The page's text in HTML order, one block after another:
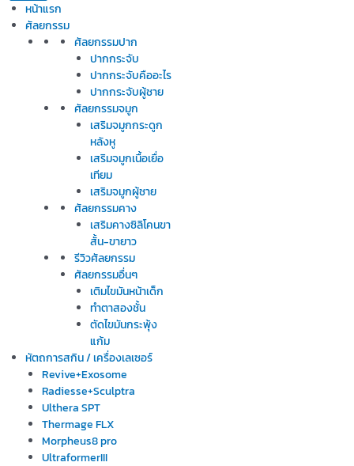
หน้าแรก
ศัลยกรรม
ศัลยกรรมปาก
ปากกระจับ
ปากกระจับคืออะไร
ปากกระจับผู้ชาย
ศัลยกรรมจมูก
เสริมจมูกกระดูก
หลังหู
เสริมจมูกเนื้อเยื่อ
เทียม
เสริมจมูกผู้ชาย
ศัลยกรรมคาง
เสริมคางซิลิโคนขา
สั้น-ขายาว
รีวิวศัลยกรรม
ศัลยกรรมอื่นๆ
เติมไขมันหน้าเด็ก
ทำตาสองชั้น
ตัดไขมันกระพุ้ง
แก้ม
หัตถการสกิน / เครื่องเลเซอร์
Revive+Exosome
Radiesse+Sculptra
Ulthera SPT
Thermage FLX
Morpheus8 pro
UltraformerIII